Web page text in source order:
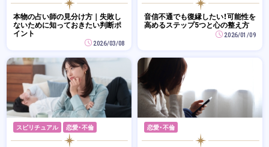
本物の占い師の見分け方｜失敗し
ないために知っておきたい判断ポ
イント
2026/03/08
音信不通でも復縁したい！可能性を
高めるステップ5つと心の整え方
2026/01/09
スピリチュアル 恋愛・不倫 恋愛・不倫